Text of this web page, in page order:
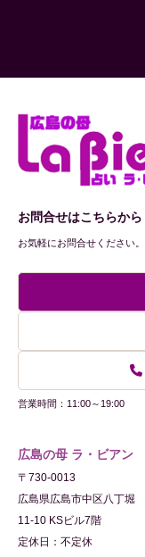
お問合せはこちらから
お気軽にお問合せください。
営業時間：11:00～19:00
広島の母 ラ・ビアン
〒730-0013
広島県広島市中区八丁堀
11-10 KSビル7階
定休日：不定休